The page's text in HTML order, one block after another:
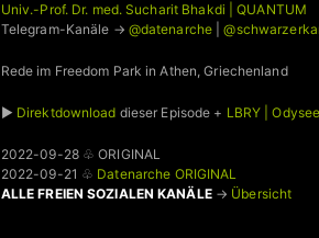
Univ.-Prof. Dr. med. Sucharit Bhakdi | QUANTUM
Telegram-Kanäle → @datenarche |
Rede im Freedom Park in Athen, Griechenland
► Direktdownload dieser Episode + LBRY | Odysee
2022-09-28 ♧ ORIGINAL
2022-09-21 ♧ Datenarche ORIGINAL
ALLE FREIEN SOZIALEN KANÄLE→ Übersicht